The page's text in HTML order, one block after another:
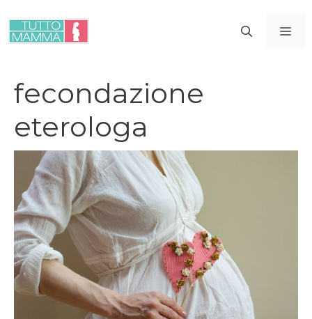
contenuto
fecondazione
eterologa